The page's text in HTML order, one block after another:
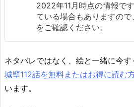
2022年11月時点の情報で
ている場合もありますの
をご確認ください。
ネタバレではなく、絵と一緒に今
城壁112話を無料またはお得に読む方
います。